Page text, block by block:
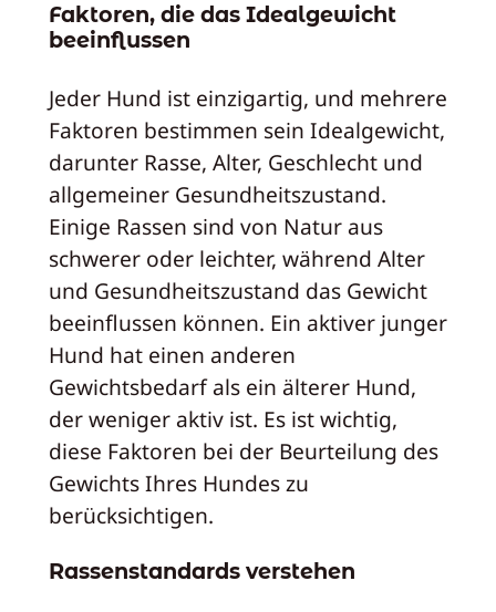
Faktoren, die das Idealgewicht
beeinflussen
Jeder Hund ist einzigartig, und mehrere
Faktoren bestimmen sein Idealgewicht,
darunter Rasse, Alter, Geschlecht und
allgemeiner Gesundheitszustand.
Einige Rassen sind von Natur aus
schwerer oder leichter, während Alter
und Gesundheitszustand das Gewicht
beeinflussen können. Ein aktiver junger
Hund hat einen anderen
Gewichtsbedarf als ein älterer Hund,
der weniger aktiv ist. Es ist wichtig,
diese Faktoren bei der Beurteilung des
Gewichts Ihres Hundes zu
berücksichtigen.
Rassenstandards verstehen